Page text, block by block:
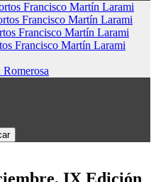
Francisco Martín Larami
Francisco Martín Larami
Francisco Martín Larami
Francisco Martín Larami
Romerosa